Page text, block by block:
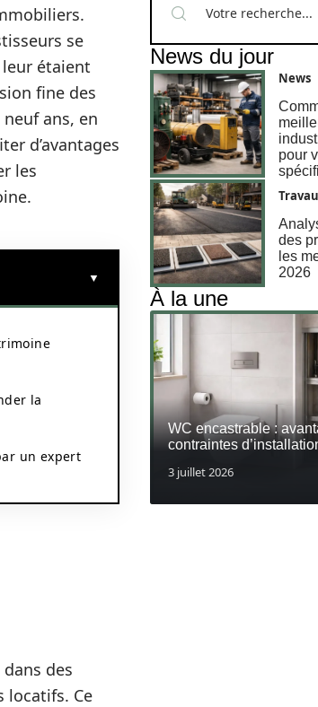
se
étaient
fine des
ans, en
d’avantages
les
la
un expert
des
locatifs. Ce
News du jour
News
pour
des
les
2026
À la une
WC encastrable :
contraintes
3 juillet 2026